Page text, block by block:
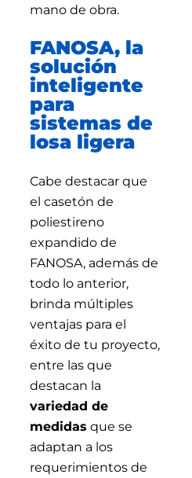
mano de obra.
FANOSA, la
solución
inteligente
para
sistemas de
losa ligera
Cabe destacar que
el casetón de
poliestireno
expandido de
FANOSA, además de
todo lo anterior,
brinda múltiples
ventajas para el
éxito de tu proyecto,
entre las que
destacan la
variedad de
medidas que se
adaptan a los
requerimientos de